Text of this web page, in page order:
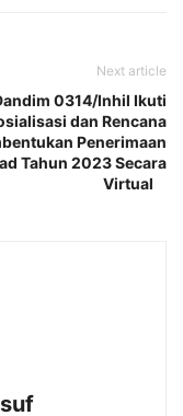
Next article
0314/Inhil Ikuti
dan Rencana
Penerimaan
Tahun 2023 Secara
Virtual